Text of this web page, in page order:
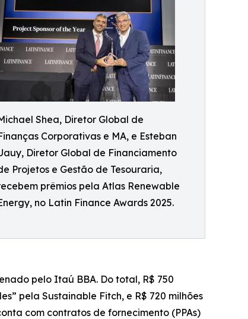
Shea, Diretor Global de
Corporativas e MA, e Esteban
Diretor Global de Financiamento
Projetos e Gestão de Tesouraria,
prêmios pela Atlas Renewable
no Latin Finance Awards 2025.
pelo Itaú BBA. Do total, R$ 750
pela Sustainable Fitch, e R$ 720 milhões
com contratos de fornecimento (PPAs)